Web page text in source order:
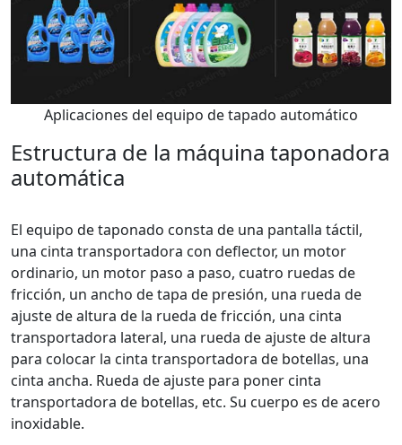
Aplicaciones del equipo de tapado automático
Estructura de la máquina taponadora
automática
El equipo de taponado consta de una pantalla táctil,
una cinta transportadora con deflector, un motor
ordinario, un motor paso a paso, cuatro ruedas de
fricción, un ancho de tapa de presión, una rueda de
ajuste de altura de la rueda de fricción, una cinta
transportadora lateral, una rueda de ajuste de altura
para colocar la cinta transportadora de botellas, una
cinta ancha. Rueda de ajuste para poner cinta
transportadora de botellas, etc. Su cuerpo es de acero
inoxidable.